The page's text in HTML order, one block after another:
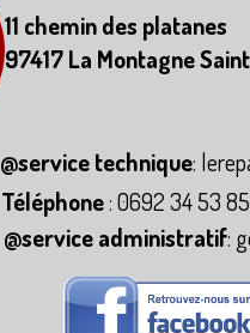
11 chemin des platanes
97417 La Montagne
@service technique:
Téléphone: 0692 34 53 85
@service administratif: